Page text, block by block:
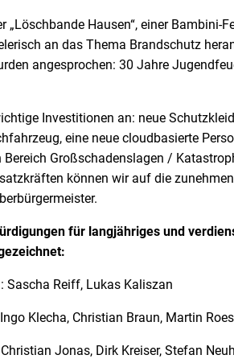
Hausen“, einer Bambini-
an das Thema Brandschutz
angesprochen: 30 Jahre
Investitionen an: neue
eine neue cloudbasierte
Großschadenslagen /
können wir auf die
für langjähriges und
Sascha Reiff, Lukas Kaliszan
Klecha, Christian Braun, Martin
Jonas, Dirk Kreiser, Stefan